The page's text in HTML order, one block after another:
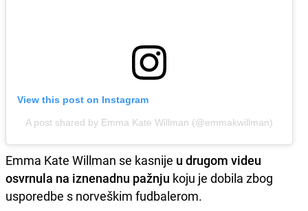
View this post on Instagram
A post shared by Emma Kate Willman (@emmakwillman)
Emma Kate Willman se kasnije u drugom videu
osvrnula na iznenadnu pažnju koju je dobila zbog
usporedbe s norveškim fudbalerom.